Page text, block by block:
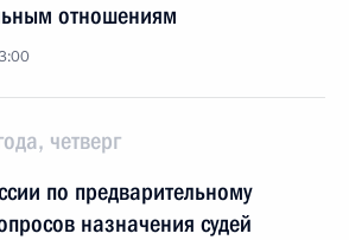
отношениям
четверг
по предварительному
назначения судей